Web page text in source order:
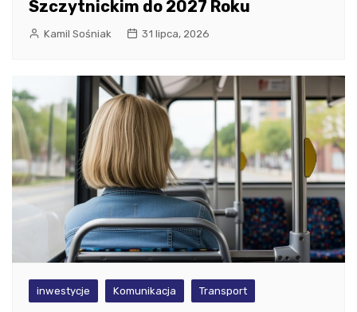
Szczytnickim do 2027 Roku
Kamil Sośniak 31 lipca, 2026
inwestycje Komunikacja Transport